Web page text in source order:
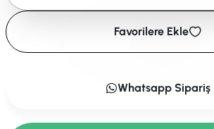
Favorilere Ekle
Whatsapp Sipariş